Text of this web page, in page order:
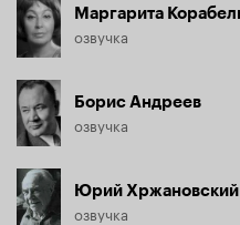
озвучка
Борис Андреев
озвучка
Юрий Хржановский
озвучка